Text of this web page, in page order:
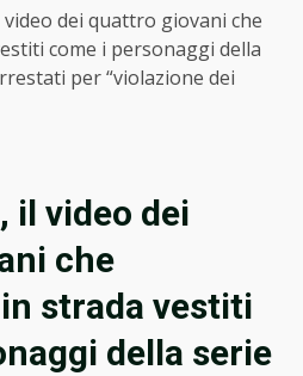
dei quattro giovani che
come i personaggi della
per “violazione dei
il video dei
che
strada vestiti
della serie